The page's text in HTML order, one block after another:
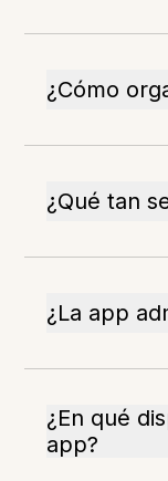
¿Cómo
¿Qué tan
¿La app
¿En qué
app?